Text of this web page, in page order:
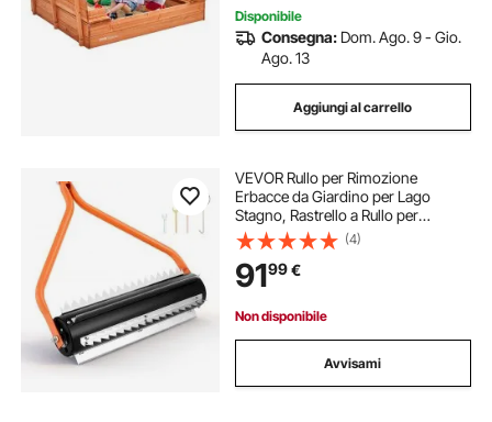
Disponibile
Consegna: Dom. Ago. 9 - Gio.
Ago. 13
Aggiungi al carrello
VEVOR Rullo per Rimozione
Erbacce da Giardino per Lago
Stagno, Rastrello a Rullo per
Rimozione Erbacce Alghe
Larghezza 535 mm 6 Denti in
Acciaio Inox Lunghezza Manico 4,3
m per Laghetti Stagni
(4)
9199€
Non disponibile
Avvisami